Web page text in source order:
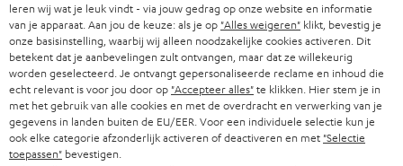
8 weken proefluisteren
Gratis retourneren
Inhouse klantenservice
Audio-expertise sinds 1979
leren wij wat je leuk vindt - via jouw gedrag op onze website en informatie
van je apparaat. Aan jou de keuze: als je op "Alles weigeren" klikt, bevestig je
onze basisinstelling, waarbij wij alleen noodzakelijke cookies activeren. Dit
betekent dat je aanbevelingen zult ontvangen, maar dat ze willekeurig
worden geselecteerd. Je ontvangt gepersonaliseerde reclame en inhoud die
echt relevant is voor jou door op "Accepteer alles"te klikken. Hier stem je in
met het gebruik van alle cookies en met de overdracht en verwerking van je
gegevens in landen buiten de EU/EER. Voor een individuele selectie kun je
ook elke categorie afzonderlijk activeren of deactiveren en met "Selectie
toepassen" bevestigen.